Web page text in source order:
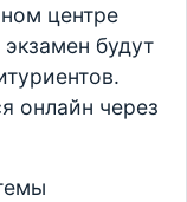
центре
будут
онлайн через